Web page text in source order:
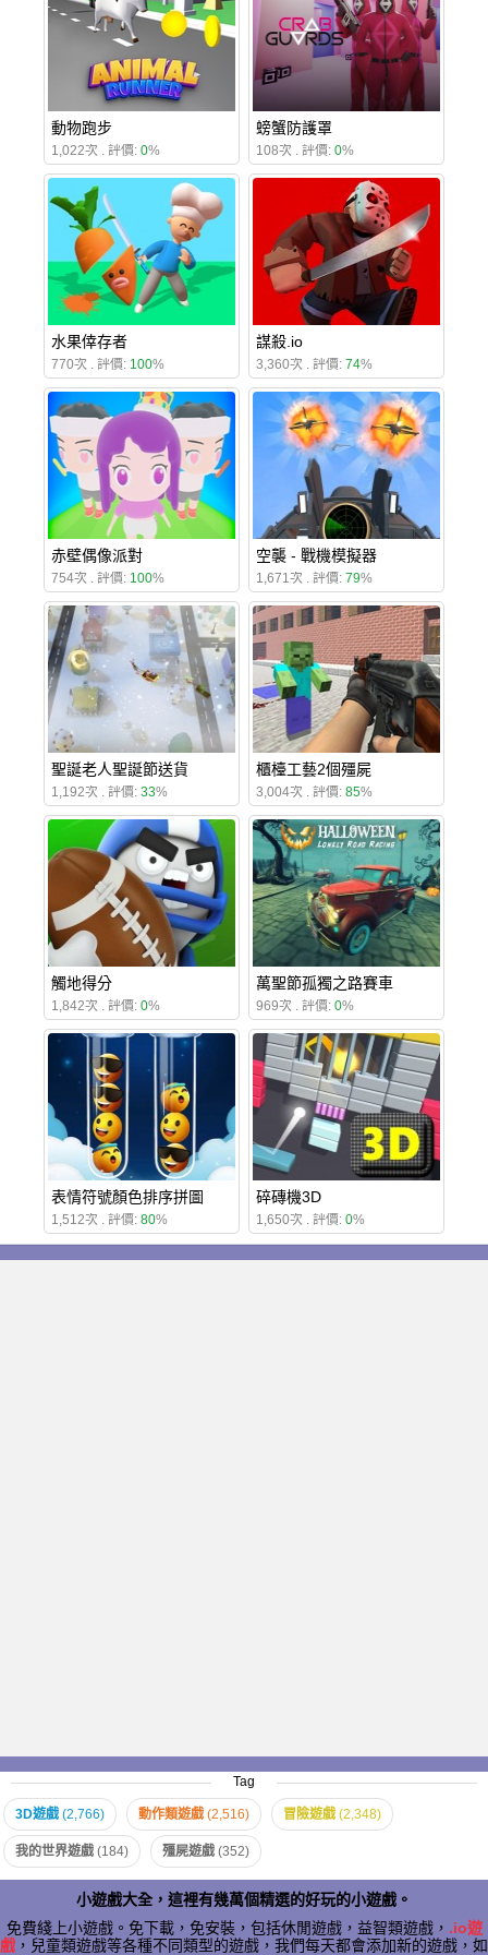
動物跑步
1,022次 . 評價: 0%
螃蟹防護罩
108次 . 評價: 0%
水果倖存者
770次 . 評價: 100%
謀殺.io
3,360次 . 評價: 74%
赤壁偶像派對
754次 . 評價: 100%
空襲 - 戰機模擬器
1,671次 . 評價: 79%
聖誕老人聖誕節送貨
1,192次 . 評價: 33%
櫃檯工藝2個殭屍
3,004次 . 評價: 85%
觸地得分
1,842次 . 評價: 0%
萬聖節孤獨之路賽車
969次 . 評價: 0%
表情符號顏色排序拼圖
1,512次 . 評價: 80%
碎磚機3D
1,650次 . 評價: 0%
Tag
3D遊戲 (2,766) 動作類遊戲 (2,516) 冒險遊戲 (2,348)
我的世界遊戲 (184) 殭屍遊戲 (352)
小遊戲大全，這裡有幾萬個精選的好玩的小遊戲。
免費綫上小遊戲。免下載，免安裝，包括休閒遊戲，益智類遊戲， .io遊
戲 ，兒童類遊戲等各種不同類型的遊戲，我們每天都會添加新的遊戲，如